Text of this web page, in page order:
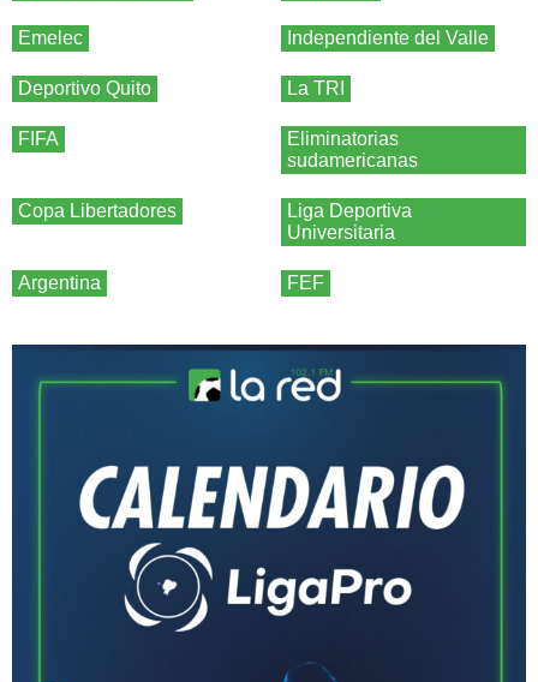
Emelec Independiente del Valle
Deportivo Quito La TRI
FIFA
Eliminatorias
sudamericanas
Copa Libertadores
Liga Deportiva
Universitaria
Argentina FEF